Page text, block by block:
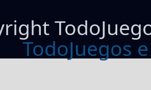
TodoJuegos